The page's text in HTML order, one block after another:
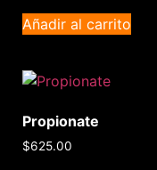
Añadir al carrito
Propionate
$625.00